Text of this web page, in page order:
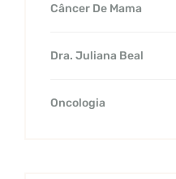
Câncer De Mama
Dra. Juliana Beal
Oncologia